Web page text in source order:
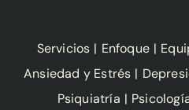
Servicios Enfoque
Ansiedad y Estrés
Psiquiatría